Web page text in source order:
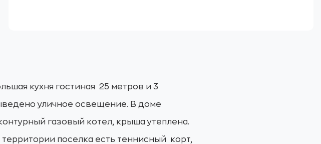
кухня гостиная 25 метров и 3
уличное освещение. В доме
газовый котел, крыша утеплена.
поселка есть теннисный корт,